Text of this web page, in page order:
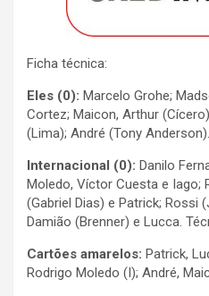
Ficha técnica:
Eles (0): Marcelo Grohe;
Cortez; Maicon, Arthur
(Lima); André (Tony
Internacional (0): Danilo
Moledo, Víctor Cuesta e Iago;
(Gabriel Dias) e Patrick; Rossi
Damião (Brenner) e Lucca.
Cartões amarelos: Patrick,
Rodrigo Moledo (I); André,